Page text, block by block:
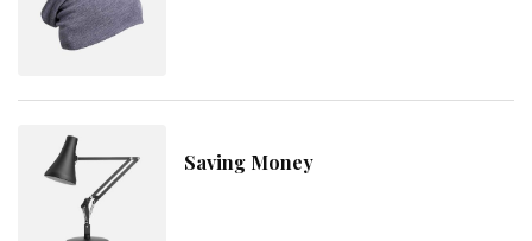
Saving Money